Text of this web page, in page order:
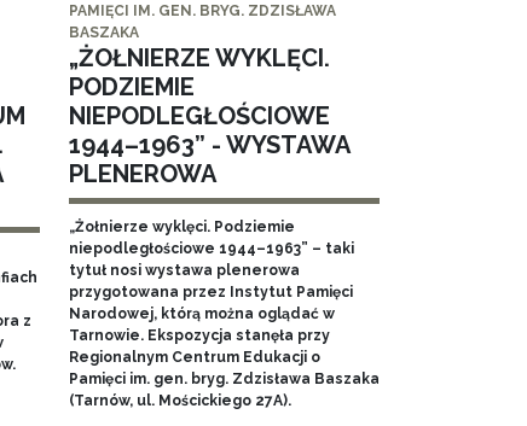
z
PAMIĘCI IM. GEN. BRYG. ZDZISŁAWA
BASZAKA
„ŻOŁNIERZE WYKLĘCI.
PODZIEMIE
NIEPODLEGŁOŚCIOWE
1944–1963” - WYSTAWA
PLENEROWA
„Żołnierze wyklęci. Podziemie
niepodległościowe 1944–1963” – taki
tytuł nosi wystawa plenerowa
przygotowana przez Instytut Pamięci
Narodowej, którą można oglądać w
Tarnowie. Ekspozycja stanęła przy
Regionalnym Centrum Edukacji o
Pamięci im. gen. bryg. Zdzisława Baszaka
(Tarnów, ul. Mościckiego 27A).